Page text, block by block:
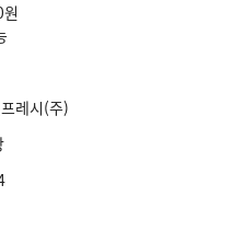
레시(주)